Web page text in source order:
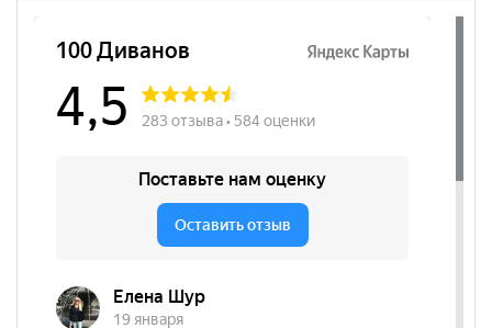
Современный, Скандинавский
Комната
Гостиная, Спальня
Пол